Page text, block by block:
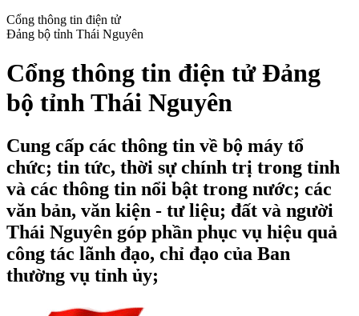
Cổng thông tin điện tử
Đảng bộ tỉnh Thái Nguyên
Cổng thông tin điện tử Đảng
bộ tỉnh Thái Nguyên
Cung cấp các thông tin về bộ máy tổ
chức; tin tức, thời sự chính trị trong tỉnh
và các thông tin nổi bật trong nước; các
văn bản, văn kiện - tư liệu; đất và người
Thái Nguyên góp phần phục vụ hiệu quả
công tác lãnh đạo, chỉ đạo của Ban
thường vụ tỉnh ủy;